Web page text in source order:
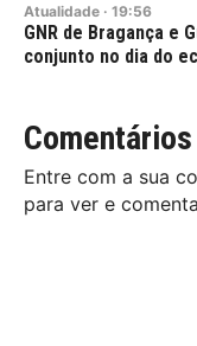
Atualidade · 19:56
GNR de Bragança e
conjunto no dia do
Comentários
Entre com a sua
para ver e